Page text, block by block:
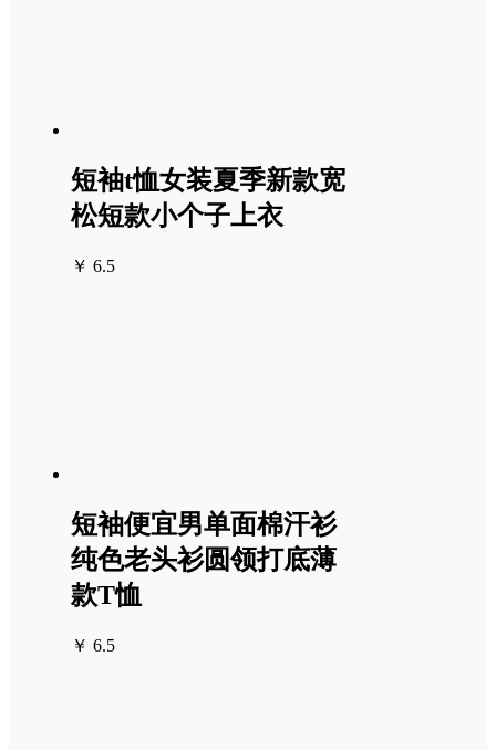
短袖t恤女装夏季新款宽
松短款小个子上衣
￥ 6.5
短袖便宜男单面棉汗衫
纯色老头衫圆领打底薄
款T恤
￥ 6.5